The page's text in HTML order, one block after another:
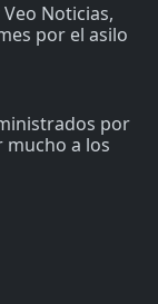
Noticias,
por el asilo
por
mucho a los